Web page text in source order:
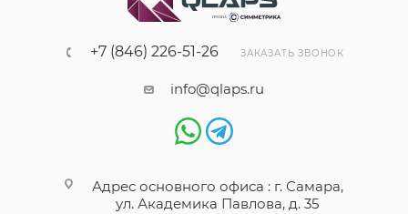
+7 (846) 226-51-26 ЗАКАЗАТЬ ЗВОНОК
info@qlaps.ru
Адрес основного офиса : г. Самара,
ул. Академика Павлова, д. 35